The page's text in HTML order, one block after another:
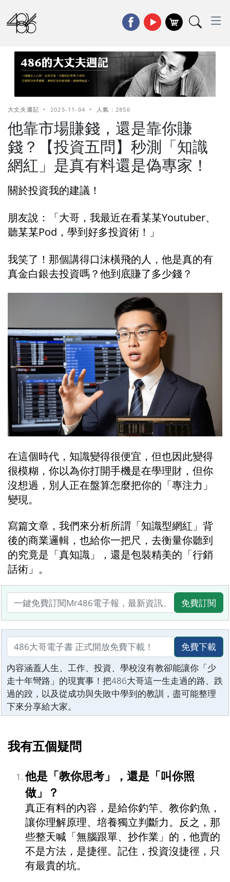
大丈夫週記 • 2025-11-04 • 人氣 : 2856
他靠市場賺錢，還是靠你賺
錢？【投資五問】秒測「知識
網紅」是真有料還是偽專家！
關於投資我的建議！
朋友說：「大哥，我最近在看某某Youtuber、
聽某某Pod，學到好多投資術！」
我笑了！那個講得口沫橫飛的人，他是真的有
真金白銀去投資嗎？他到底賺了多少錢？
在這個時代，知識變得很便宜，但也因此變得
很模糊，你以為你打開手機是在學理財，但你
沒想過，別人正在盤算怎麼把你的「專注力」
變現。
寫篇文章，我們來分析所謂「知識型網紅」背
後的商業邏輯，也給你一把尺，去衡量你聽到
的究竟是「真知識」，還是包裝精美的「行銷
話術」。
免費訂閱
免費下載
內容涵蓋人生、工作、投資、學校沒有教卻能讓你「少
走十年彎路」的現實事！把486大哥這一生走過的路、跌
過的跤，以及從成功與失敗中學到的教訓，盡可能整理
下來分享給大家。
我有五個疑問
他是「教你思考」，還是「叫你照
做」？
真正有料的內容，是給你釣竿、教你釣魚，
讓你理解原理、培養獨立判斷力。反之，那
些整天喊「無腦跟單、抄作業」的，他賣的
不是方法，是捷徑。記住，投資沒捷徑，只
有最貴的坑。